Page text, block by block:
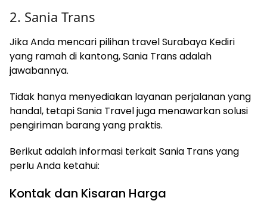
2. Sania Trans
Jika Anda mencari pilihan travel Surabaya Kediri
yang ramah di kantong, Sania Trans adalah
jawabannya.
Tidak hanya menyediakan layanan perjalanan yang
handal, tetapi Sania Travel juga menawarkan solusi
pengiriman barang yang praktis.
Berikut adalah informasi terkait Sania Trans yang
perlu Anda ketahui:
Kontak dan Kisaran Harga